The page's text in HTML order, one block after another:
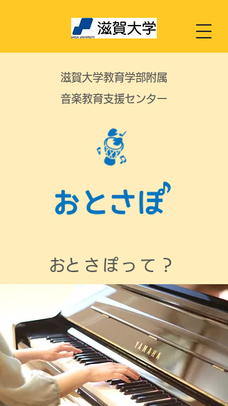
滋賀大学教育学部附属
音楽教育支援センター
​おとさぽって？